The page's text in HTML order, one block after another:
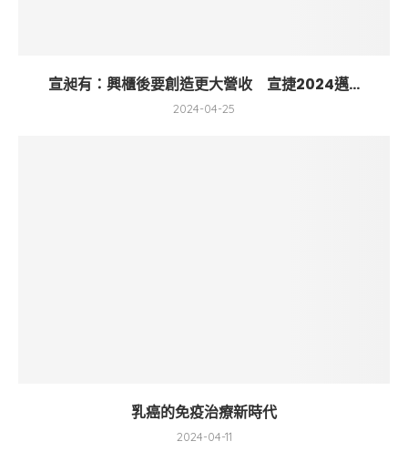
宣昶有：興櫃後要創造更大營收 宣捷2024邁...
2024-04-25
乳癌的免疫治療新時代
2024-04-11